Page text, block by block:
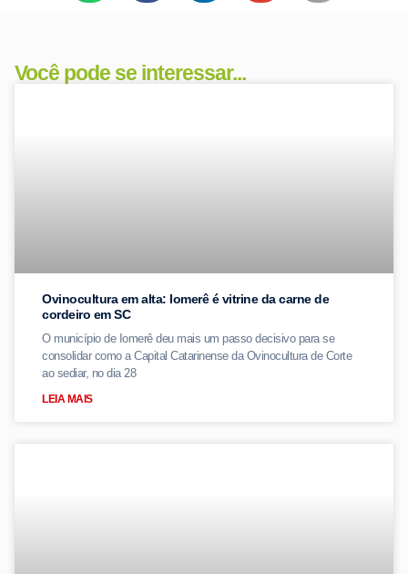
Você pode se interessar...
Ovinocultura em alta: Iomerê é vitrine da carne de
cordeiro em SC
O município de Iomerê deu mais um passo decisivo para se
consolidar como a Capital Catarinense da Ovinocultura de Corte
ao sediar, no dia 28
LEIA MAIS